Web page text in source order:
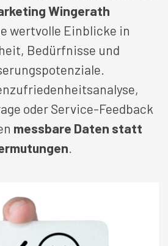
Wingerath
wertvolle Einblicke in
Bedürfnisse und
oder Service-Feedback
messbare Daten statt
.